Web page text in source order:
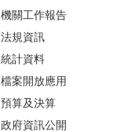
機關工作報告
法規資訊
統計資料
檔案開放應用
預算及決算
政府資訊公開